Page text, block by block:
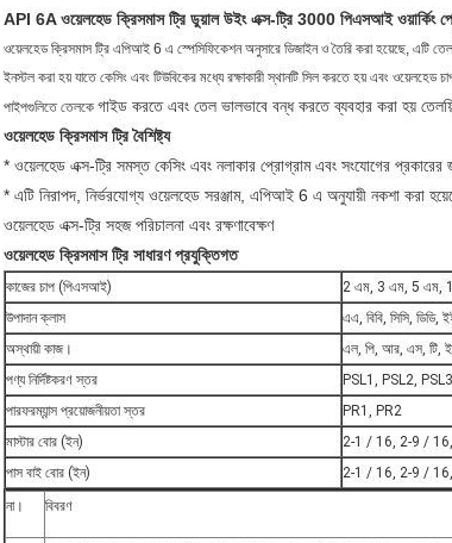
API 6A ওয়েলহেড ক্রিসমাস ট্রি ডুয়াল উইং এক্স-ট্রি 3000 পিএসআই ওয়ার্কিং
ওয়েলহেড ক্রিসমাস ট্রি এপিআই 6 এ স্পেসিফিকেশন অনুসারে ডিজাইন ও তৈরি করা হয়েছে, এটি
ইনস্টল করা হয় যাতে কেসিং এবং টিউবিকের মধ্যে রক্ষাকারী স্থানটি সিল করতে হয় এবং ওয়েলহেড
পাইপগুলিতে তেলকে গাইড করতে এবং তেল ভালভাবে বন্ধ করতে ব্যবহার করা হয়
ওয়েলহেড ক্রিসমাস ট্রি বৈশিষ্ট্য
* ওয়েলহেড এক্স-ট্রি সমস্ত কেসিং এবং নলাকার প্রোগ্রাম এবং সংযোগের
* এটি নিরাপদ, নির্ভরযোগ্য ওয়েলহেড সরঞ্জাম, এপিআই 6 এ অনুযায়ী নকশা করা
ওয়েলহেড এক্স-ট্রি সহজ পরিচালনা এবং রক্ষণাবেক্ষণ
ওয়েলহেড ক্রিসমাস ট্রি সাধারণ প্রযুক্তিগত
কাজের চাপ (পিএসআই)
2 এম, 3 এম, 5 এম,
উপাদান ক্লাস
এএ, বিবি, সিসি,
অস্থায়ী কাজ।
এল, পি, আর, এস, টি,
পণ্য নির্দিষ্টকরণ স্তর
PSL1, PSL2,
পারফরম্যান্স প্রয়োজনীয়তা স্তর
PR1, PR2
মাস্টার বোর (ইন)
2-1 / 16, 2-9 /
পাস বাই বোর (ইন)
2-1 / 16, 2-9 /
না।
বিবরণ